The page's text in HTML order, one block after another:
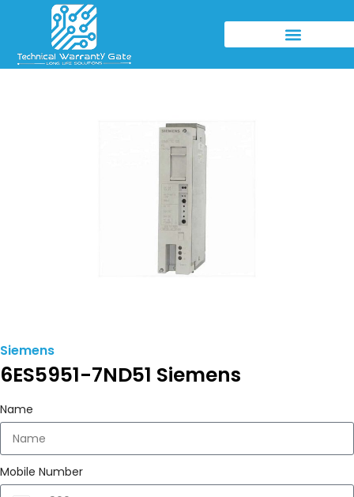
Siemens
6ES5951-7ND51 Siemens
Name
Mobile Number